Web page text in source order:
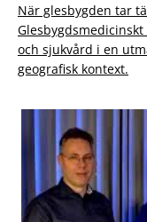
När glesbygden tar
och sjukvård i en
geografisk kontext.